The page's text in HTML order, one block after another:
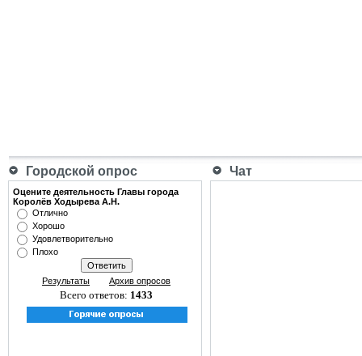
Городской опрос Чат
Оцените деятельность Главы города
Королёв Ходырева А.Н.
Отлично
Хорошо
Удовлетворительно
Плохо
Результаты Архив опросов
Всего ответов: 1433